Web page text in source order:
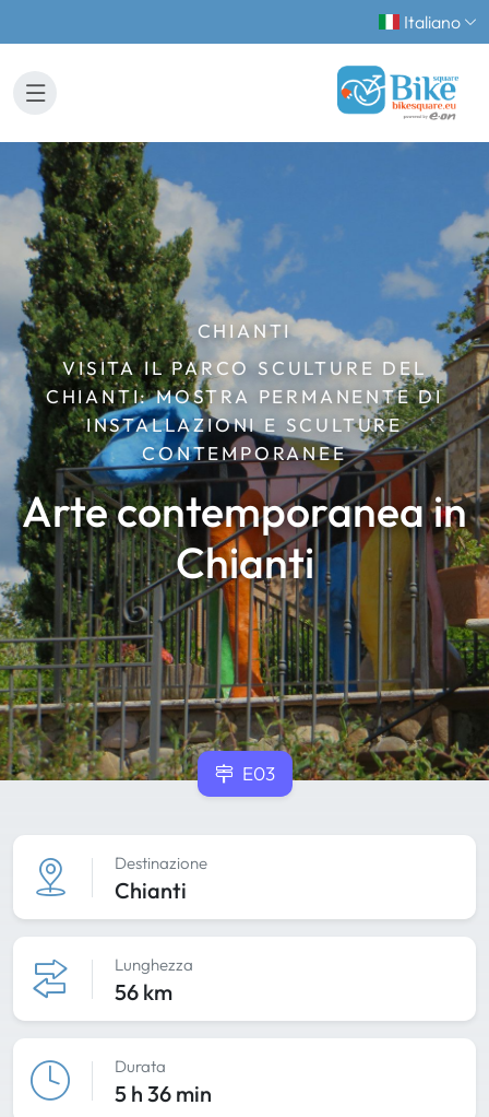
Italiano
CHIANTI
VISITA IL PARCO SCULTURE DEL
CHIANTI: MOSTRA PERMANENTE DI
INSTALLAZIONI E SCULTURE
CONTEMPORANEE
Arte contemporanea in
Chianti
E03
Destinazione
Chianti
Lunghezza
56 km
Durata
5 h 36 min